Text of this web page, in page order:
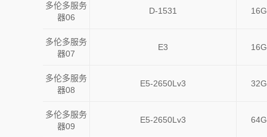
多伦多服务
器06
D-1531
多伦多服务
器07
E3
多伦多服务
器08
E5-2650Lv3
多伦多服务
器09
E5-2650Lv3